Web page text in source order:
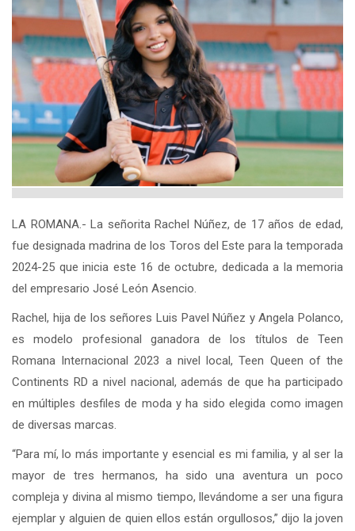
LA ROMANA.- La señorita Rachel Núñez, de 17 años de edad,
fue designada madrina de los Toros del Este para la temporada
2024-25 que inicia este 16 de octubre, dedicada a la memoria
del empresario José León Asencio.
Rachel, hija de los señores Luis Pavel Núñez y Angela Polanco,
es modelo profesional ganadora de los títulos de Teen
Romana Internacional 2023 a nivel local, Teen Queen of the
Continents RD a nivel nacional, además de que ha participado
en múltiples desfiles de moda y ha sido elegida como imagen
de diversas marcas.
“Para mí, lo más importante y esencial es mi familia, y al ser la
mayor de tres hermanos, ha sido una aventura un poco
compleja y divina al mismo tiempo, llevándome a ser una figura
ejemplar y alguien de quien ellos están orgullosos,” dijo la joven